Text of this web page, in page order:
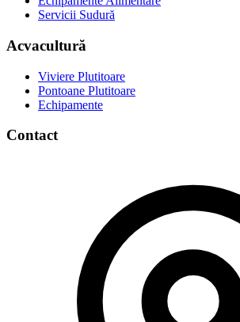
Servicii Sudură
Acvacultură
Viviere Plutitoare
Pontoane Plutitoare
Echipamente
Contact